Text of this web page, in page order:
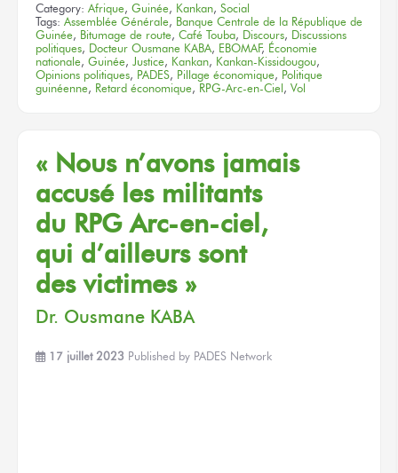
Category: Afrique, Guinée, Kankan, Social
Tags: Assemblée Générale, Banque Centrale de la République de
Guinée, Bitumage de route, Café Touba, Discours, Discussions
politiques, Docteur Ousmane KABA, EBOMAF, Économie
nationale, Guinée, Justice, Kankan, Kankan-Kissidougou,
Opinions politiques, PADES, Pillage économique, Politique
guinéenne, Retard économique, RPG-Arc-en-Ciel, Vol
« Nous n’avonsjamais
accusé les militants
du RPG Arc-en-ciel,
qui d’ailleurssont
des victimes »
Dr. Ousmane KABA
17 juillet 2023 Published by PADES Network